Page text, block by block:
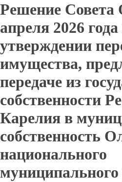
Решение
апреля 2026
утверждении
имущества,
передаче из
собственности
Карелия в
собственность
национального